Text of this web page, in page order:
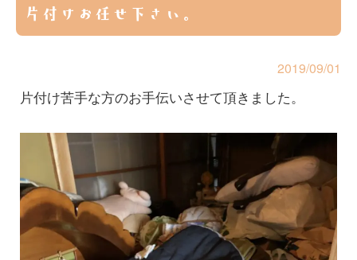
片付けお任せ下さい。
2019/09/01
片付け苦手な方のお手伝いさせて頂きました。